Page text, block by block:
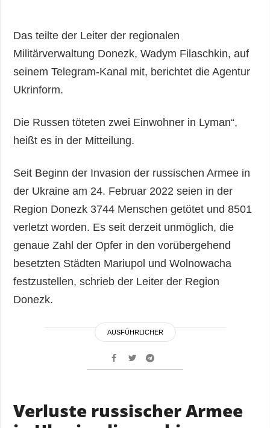
Das teilte der Leiter der regionalen
Militärverwaltung Donezk, Wadym Filaschkin, auf
seinem Telegram-Kanal mit, berichtet die Agentur
Ukrinform.
Die Russen töteten zwei Einwohner in Lyman“,
heißt es in der Mitteilung.
Seit Beginn der Invasion der russischen Armee in
der Ukraine am 24. Februar 2022 seien in der
Region Donezk 3744 Menschen getötet und 8501
verletzt worden. Es seit derzeit unmöglich, die
genaue Zahl der Opfer in den vorübergehend
besetzten Städten Mariupol und Wolnowacha
festzustellen, schrieb der Leiter der Region
Donezk.
AUSFÜHRLICHER
Verluste russischer Armee